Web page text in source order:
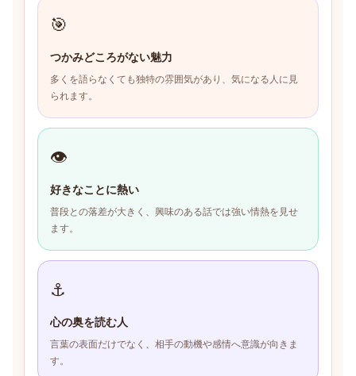
🎯
つかみどころがない魅力
多くを語らなくても独特の雰囲気があり、気になる人に見
られます。
👁
好きなことに熱い
普段との落差が大きく、興味のある話では強い情熱を見せ
ます。
⚓
心の奥を読む人
言葉の表面だけでなく、相手の動機や感情へ意識が向きま
す。